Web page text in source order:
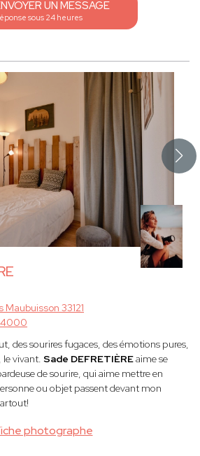
UN MESSAGE
sous 24 heures
photographe
Maubuisson 33121
des sourires fugaces, des émotions pures,
le vivant. Sade DEFRETIÈREaime se
de sourire, qui aime mettre en
ou objet passent devant mon